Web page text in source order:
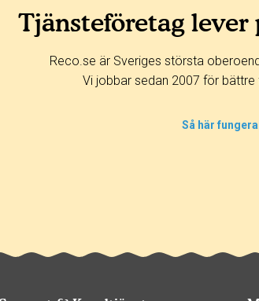
Tjänsteföretag
Reco.se är Sveriges största
Vi jobbar sedan 2007 för
Så här